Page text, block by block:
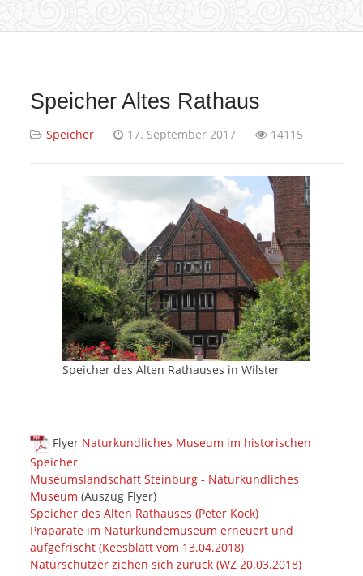
Speicher Altes Rathaus
Speicher 17. September 2017 14115
Speicher des Alten Rathauses in Wilster
Flyer Naturkundliches Museum im historischen
Speicher
Museumslandschaft Steinburg - Naturkundliches
Museum (Auszug Flyer)
Speicher des Alten Rathauses (Peter Kock)
Präparate im Naturkundemuseum erneuert und
aufgefrischt (Keesblatt vom 13.04.2018)
Naturschützer ziehen sich zurück (WZ 20.03.2018)